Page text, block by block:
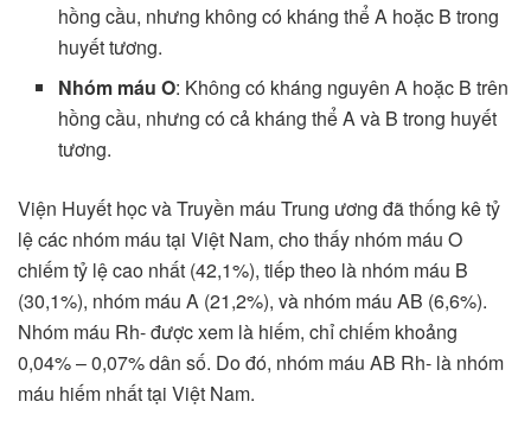
hồng cầu, nhưng không có kháng thể A hoặc B trong
huyết tương.
Nhóm máu O: Không có kháng nguyên A hoặc B trên
hồng cầu, nhưng có cả kháng thể A và B trong huyết
tương.
Viện Huyết học và Truyền máu Trung ương đã thống kê tỷ
lệ các nhóm máu tại Việt Nam, cho thấy nhóm máu O
chiếm tỷ lệ cao nhất (42,1%), tiếp theo là nhóm máu B
(30,1%), nhóm máu A (21,2%), và nhóm máu AB (6,6%).
Nhóm máu Rh- được xem là hiếm, chỉ chiếm khoảng
0,04% – 0,07% dân số. Do đó, nhóm máu AB Rh- là nhóm
máu hiếm nhất tại Việt Nam.